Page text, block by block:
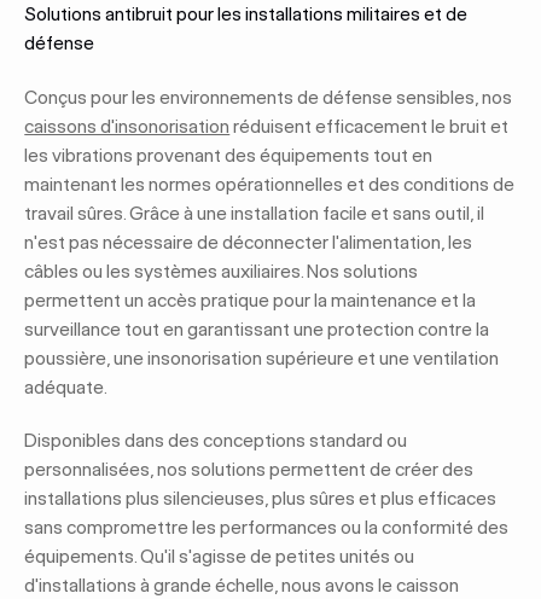
Solutions antibruit pour les installations militaires et de
défense
Conçus pour les environnements de défense sensibles, nos
caissons d'insonorisation réduisent efficacement le bruit et
les vibrations provenant des équipements tout en
maintenant les normes opérationnelles et des conditions de
travail sûres. Grâce à une installation facile et sans outil, il
n'est pas nécessaire de déconnecter l'alimentation, les
câbles ou les systèmes auxiliaires. Nos solutions
permettent un accès pratique pour la maintenance et la
surveillance tout en garantissant une protection contre la
poussière, une insonorisation supérieure et une ventilation
adéquate.
Disponibles dans des conceptions standard ou
personnalisées, nos solutions permettent de créer des
installations plus silencieuses, plus sûres et plus efficaces
sans compromettre les performances ou la conformité des
équipements. Qu'il s'agisse de petites unités ou
d'installations à grande échelle, nous avons le caisson